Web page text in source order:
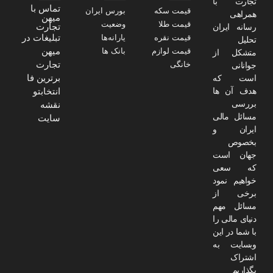
همراهی
رسانه ایران
تحلیل
متشکل از
جوانانی
است که
هدف آن ها
بررسی
مسائل مالی
ایران و
بخصوص
جهان است
که سعی
خواهیم نمود
برخی از
مسائل مهم
دنیای مالی را
با شما در این
وبسایت به
اشتراک
بگذاریم
قیمت سکه
قیمت طلا
قیمت نقره
قیمت لوازم
خانگی
بورس ایران
وضعیت
یارانه‌ها
بانک ها
تماس با
میهن
تجارت
تبلیغات در
میهن
تجارت
برترین فا
انتخابتو
نقشه
سایت